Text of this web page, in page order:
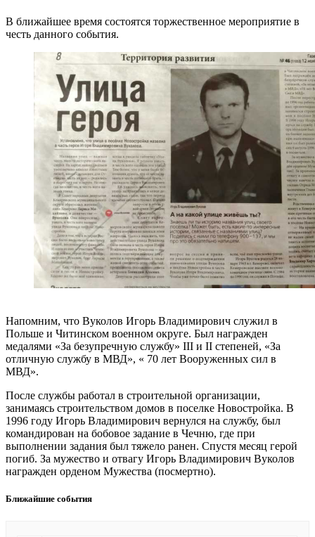
В ближайшее время состоятся торжественное мероприятие в
честь данного события.
Напомним, что Вуколов Игорь Владимирович служил в
Польше и Читинском военном округе. Был награжден
медалями «За безупречную службу» III и II степеней, «За
отличную службу в МВД», « 70 лет Вооруженных сил в
МВД».
После службы работал в строительной организации,
занимаясь строительством домов в поселке Новостройка. В
1996 году Игорь Владимирович вернулся на службу, был
командирован на бобовое задание в Чечню, где при
выполнении задания был тяжело ранен. Спустя месяц герой
погиб. За мужество и отвагу Игорь Владимирович Вуколов
награжден орденом Мужества (посмертно).
Ближайшие события